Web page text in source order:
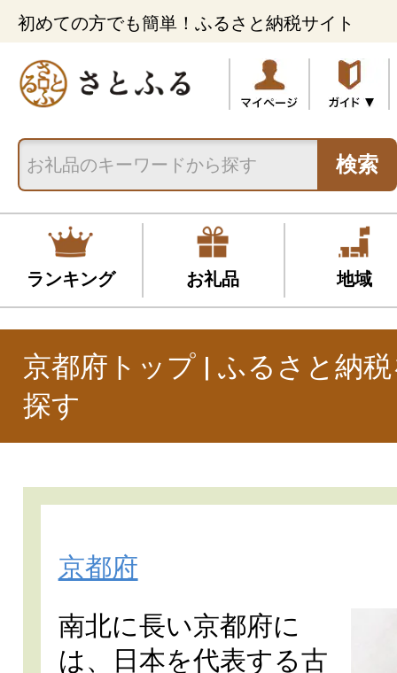
初めての方でも簡単！ふるさと納税サイト
検索
ランキング お礼品 地域
京都府トップ | ふるさと納
探す
京都府
南北に長い京都府に
は、日本を代表する古